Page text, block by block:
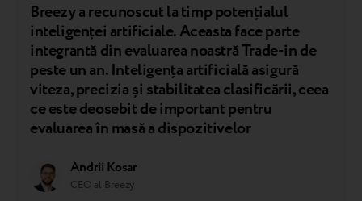
Breezy a recunoscut la timp potențialul
inteligenței artificiale. Aceasta face parte
integrantă din evaluarea noastră Trade-in de
peste un an. Inteligența artificială asigură
viteza, precizia și stabilitatea clasificării, ceea
ce este deosebit de important pentru
evaluarea în masă a dispozitivelor
Andrii Kosar
CEO al Breezy